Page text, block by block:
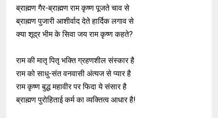
ब्राह्मण गैर-ब्राह्मण राम कृष्ण पूजते चाव से
ब्राह्मण पुजारी आशीर्वाद देते हार्दिक लगाव से
क्या शूद्र भीम के सिवा जय राम कृष्ण कहते?
राम की मातृ पितृ भक्ति ग्रहणशील संस्कार है
राम को साधु-संत वनवासी अंत्यज से प्यार है
राम कृष्ण बुद्ध महावीर पर फिदा ये संसार है
ब्राह्मण पुरोहिताई कर्म का व्यक्तित्व आधार है!